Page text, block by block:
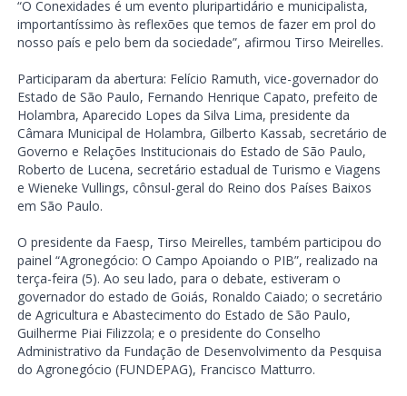
“O Conexidades é um evento pluripartidário e municipalista,
importantíssimo às reflexões que temos de fazer em prol do
nosso país e pelo bem da sociedade”, afirmou Tirso Meirelles.
Participaram da abertura: Felício Ramuth, vice-governador do
Estado de São Paulo, Fernando Henrique Capato, prefeito de
Holambra, Aparecido Lopes da Silva Lima, presidente da
Câmara Municipal de Holambra, Gilberto Kassab, secretário de
Governo e Relações Institucionais do Estado de São Paulo,
Roberto de Lucena, secretário estadual de Turismo e Viagens
e Wieneke Vullings, cônsul-geral do Reino dos Países Baixos
em São Paulo.
O presidente da Faesp, Tirso Meirelles, também participou do
painel “Agronegócio: O Campo Apoiando o PIB”, realizado na
terça-feira (5). Ao seu lado, para o debate, estiveram o
governador do estado de Goiás, Ronaldo Caiado; o secretário
de Agricultura e Abastecimento do Estado de São Paulo,
Guilherme Piai Filizzola; e o presidente do Conselho
Administrativo da Fundação de Desenvolvimento da Pesquisa
do Agronegócio (FUNDEPAG), Francisco Matturro.